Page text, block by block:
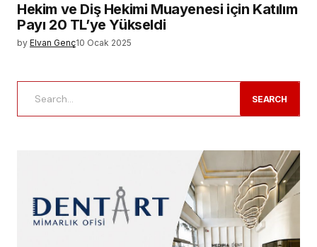
Hekim ve Diş Hekimi Muayenesi için Katılım
Payı 20 TL’ye Yükseldi
by Elvan Genç10 Ocak 2025
SEARCH